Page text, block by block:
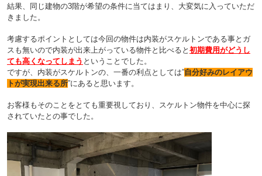
結果、同じ建物の3階が希望の条件に当てはまり、大変気に入っていただ
きました。
考慮するポイントとしては今回の物件は内装がスケルトンである事とガ
スも無いので内装が出来上がっている物件と比べると 初期費用がどうし
ても高くなってしまう ということでした。
ですが、内装がスケルトンの、一番の利点としては”自分好みのレイアウ
トが実現出来る所”にあると思います。
お客様もそのことをとても重要視しており、スケルトン物件を中心に探
されていたとの事でした。